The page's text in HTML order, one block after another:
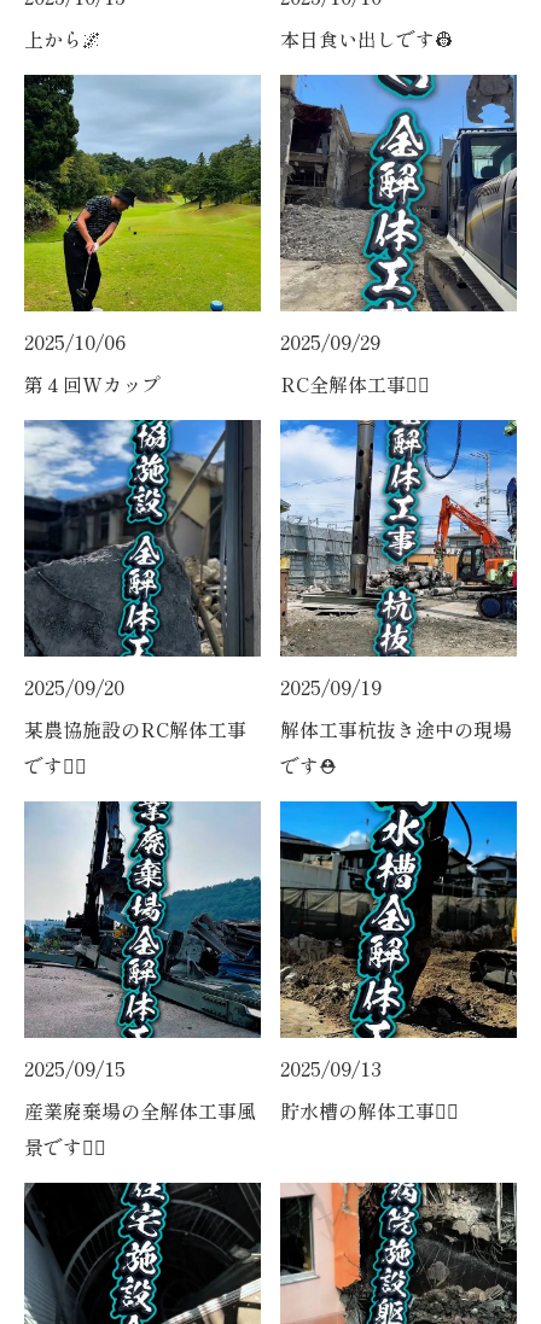
上から🌌
本日食い出しです👷
2025/10/06
第４回Wカップ
2025/09/29
RC全解体工事👷‍♀️
2025/09/20
某農協施設のRC解体工事
です👷‍♀️
2025/09/19
解体工事杭抜き途中の現場
です⛑️
2025/09/15
産業廃棄場の全解体工事風
景です👷‍♀️
2025/09/13
貯水槽の解体工事👷‍♀️